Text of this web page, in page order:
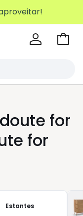
Ir
for
for
Estantes